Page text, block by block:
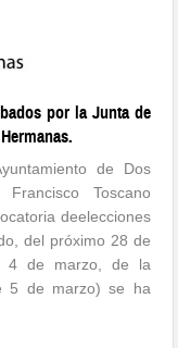
por la Junta de
de Dos
Toscano
deelecciones
del próximo 28 de
4 de marzo, de la
5 de marzo) se ha